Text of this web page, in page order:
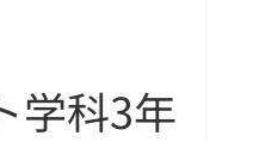
学科3年